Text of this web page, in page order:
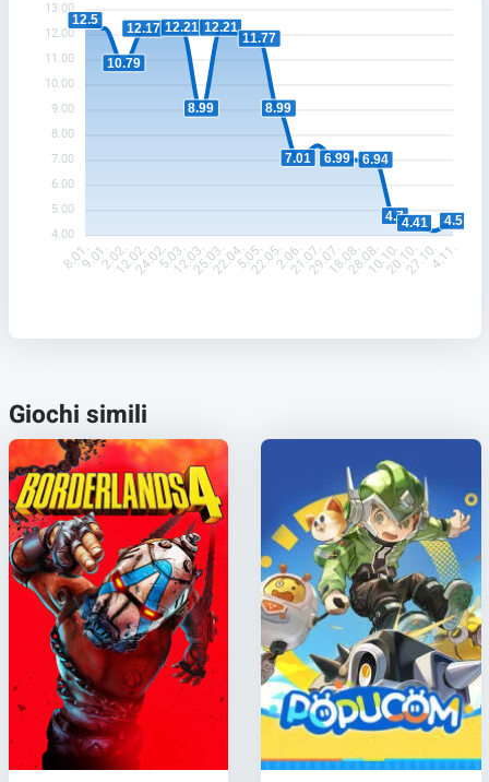
13.00
12.00
11.00
10.00
9.00
8.00
7.00
6.00
5.00
4.00
12.5
10.79
12.17 12.21
8.99
12.21
11.77
8.99
7.01 6.99 6.94
4.74.41 4.5
8.01.9.01.2.02.12.02.24.02.5.03.12.03.25.03.22.04.5.05.22.05.2.06.21.07.29.07.18.08.28.08.10.10.20.10.27.10.4.11.
Giochi simili